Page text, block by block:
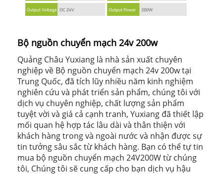
Bộ nguồn chuyển mạch 24v 200w
Quảng Châu Yuxiang là nhà sản xuất chuyên
nghiệp về Bộ nguồn chuyển mạch 24v 200w tại
Trung Quốc, đã tích lũy nhiều năm kinh nghiệm
nghiên cứu và phát triển sản phẩm, chúng tôi với
dịch vụ chuyên nghiệp, chất lượng sản phẩm
tuyệt vời và giá cả cạnh tranh, Yuxiang đã thiết lập
mối quan hệ hợp tác lâu dài và thân thiện với
khách hàng trong và ngoài nước và nhận được sự
tin tưởng sâu sắc từ khách hàng. Bạn có thể tự tin
mua bộ nguồn chuyển mạch 24V200W từ chúng
tôi, Chúng tôi sẽ cung cấp cho bạn dịch vụ hậu